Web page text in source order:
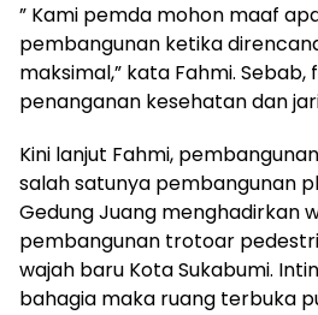
” Kami pemda mohon maaf
pembangunan ketika
maksimal,” kata Fahmi. Sebab,
penanganan kesehatan dan
Kini lanjut Fahmi,
salah satunya pembangunan
Gedung Juang menghadirkan
pembangunan trotoar
wajah baru Kota Sukabumi.
bahagia maka ruang terbuka